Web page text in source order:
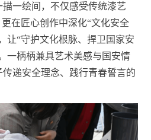
一绘间，不仅感受传统漆艺
在匠心创作中深化“文化安全
让“守护文化根脉、捍卫国家安
一柄柄兼具艺术美感与国安情
递安全理念、践行青春誓言的